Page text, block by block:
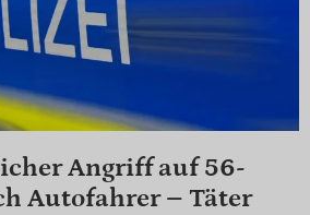
Angriff auf 56-
Autofahrer – Täter